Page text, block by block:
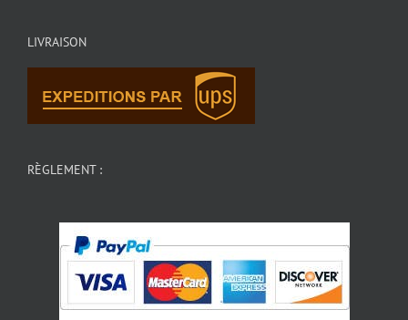
LIVRAISON
RÈGLEMENT :